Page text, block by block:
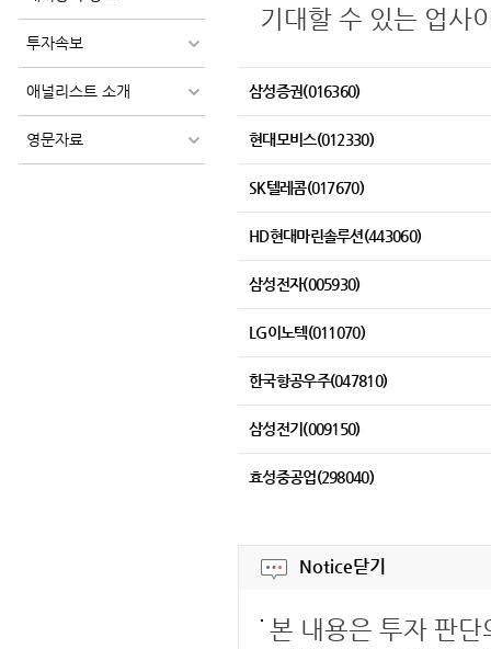
투자속보
애널리스트 소개
영문자료
기대할 수 있는 업사
삼성증권(016360)
현대모비스(012330)
SK텔레콤(017670)
HD현대마린솔루션(443060)
삼성전자(005930)
LG이노텍(011070)
한국항공우주(047810)
삼성전기(009150)
효성중공업(298040)
Notice닫기
본 내용은 투자 판